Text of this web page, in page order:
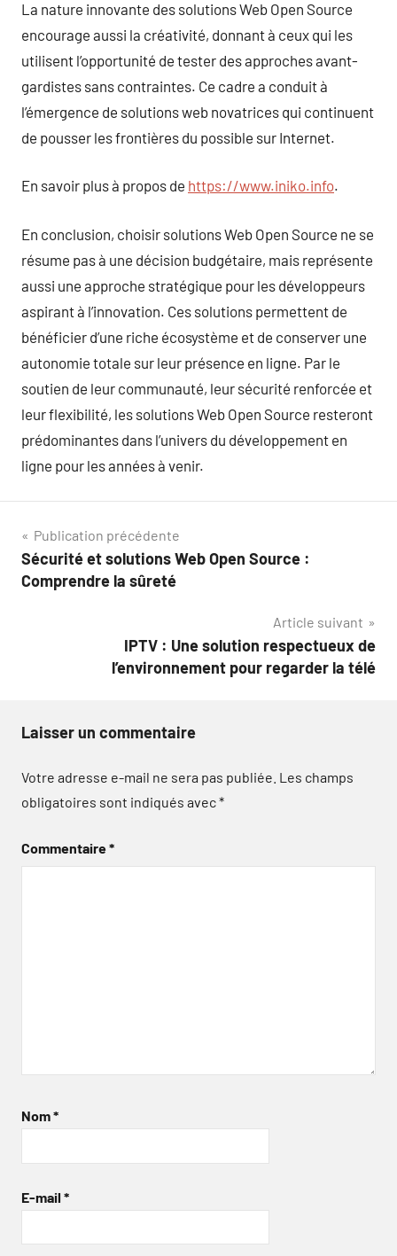
La nature innovante des solutions Web Open Source
encourage aussi la créativité, donnant à ceux qui les
utilisent l’opportunité de tester des approches avant-
gardistes sans contraintes. Ce cadre a conduit à
l’émergence de solutions web novatrices qui continuent
de pousser les frontières du possible sur Internet.
En savoir plus à propos de https://www.iniko.info.
En conclusion, choisir solutions Web Open Source ne se
résume pas à une décision budgétaire, mais représente
aussi une approche stratégique pour les développeurs
aspirant à l’innovation. Ces solutions permettent de
bénéficier d’une riche écosystème et de conserver une
autonomie totale sur leur présence en ligne. Par le
soutien de leur communauté, leur sécurité renforcée et
leur flexibilité, les solutions Web Open Source resteront
prédominantes dans l’univers du développement en
ligne pour les années à venir.
Navigation
de
Publication précédente
Sécurité et solutions Web Open Source :
Comprendre la sûreté
Article suivant
IPTV : Une solution respectueux de
l’environnement pour regarder la télé
Laisser un commentaire
Votre adresse e-mail ne sera pas publiée. Les champs
obligatoires sont indiqués avec*
Commentaire*
Nom*
E-mail *